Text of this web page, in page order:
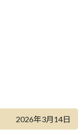
2026年3月14日